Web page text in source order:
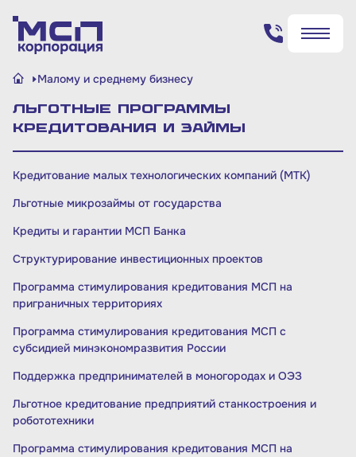
Найти
Поиск по сайту
Найти
Малому и среднему бизнесу
Льготные программы
кредитования и займы
Кредитование малых технологических компаний (МТК)
Льготные микрозаймы от государства
Кредиты и гарантии МСП Банка
Структурирование инвестиционных проектов
Программа стимулирования кредитования МСП на
приграничных территориях
Программа стимулирования кредитования МСП с
субсидией минэкономразвития России
Поддержка предпринимателей в моногородах и ОЭЗ
Льготное кредитование предприятий станкостроения и
робототехники
Программа стимулирования кредитования МСП на